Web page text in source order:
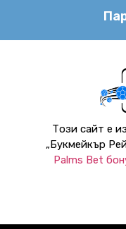
Този сайт е
„Букмейкър
Palms Bet